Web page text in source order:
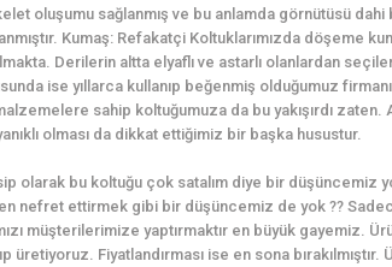
oluşumu sağlanmış ve bu anlamda görnütüsü
Kumaş: Refakatçi Koltuklarımızda döşeme
Derilerin altta elyaflı ve astarlı olanlardan
ise yıllarca kullanıp beğenmiş olduğumuz
sahip koltuğumuza da bu yakışırdı zaten.
olması da dikkat ettiğimiz bir başka husustur.
olarak bu koltuğu çok satalım diye bir düşüncemiz
nefret ettirmek gibi bir düşüncemiz de yok ??
müşterilerimize yaptırmaktır en büyük gayemiz.
Fiyatlandırması ise en sona